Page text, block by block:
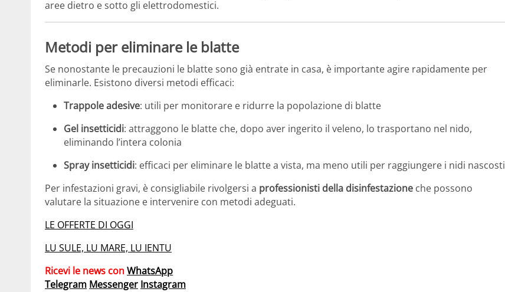
aree dietro e sotto gli elettrodomestici.
Metodi per eliminare le blatte
Se nonostante le precauzioni le blatte sono già entrate in casa, è importante agire rapidamente per
eliminarle. Esistono diversi metodi efficaci:
Trappole adesive: utili per monitorare e ridurre la popolazione di blatte
Gel insetticidi: attraggono le blatte che, dopo aver ingerito il veleno, lo trasportano nel nido,
eliminando l’intera colonia
Spray insetticidi: efficaci per eliminare le blatte a vista, ma meno utili per raggiungere i nidi nascosti
Per infestazioni gravi, è consigliabile rivolgersi a professionisti della disinfestazione che possono
valutare la situazione e intervenire con metodi adeguati.
LE OFFERTE DI OGGI
LU SULE, LU MARE, LU IENTU
Ricevi le news conWhatsApp
Telegram Messenger Instagram